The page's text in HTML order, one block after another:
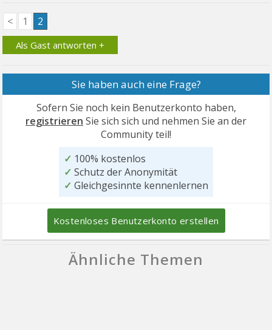
< 1 2
Als Gast antworten +
Sie haben auch eine Frage?
Sofern Sie noch kein Benutzerkonto haben,
registrieren Sie sich sich und nehmen Sie an der
Community teil!
✓ 100% kostenlos
✓ Schutz der Anonymität
✓ Gleichgesinnte kennenlernen
Kostenloses Benutzerkonto erstellen
Ähnliche Themen